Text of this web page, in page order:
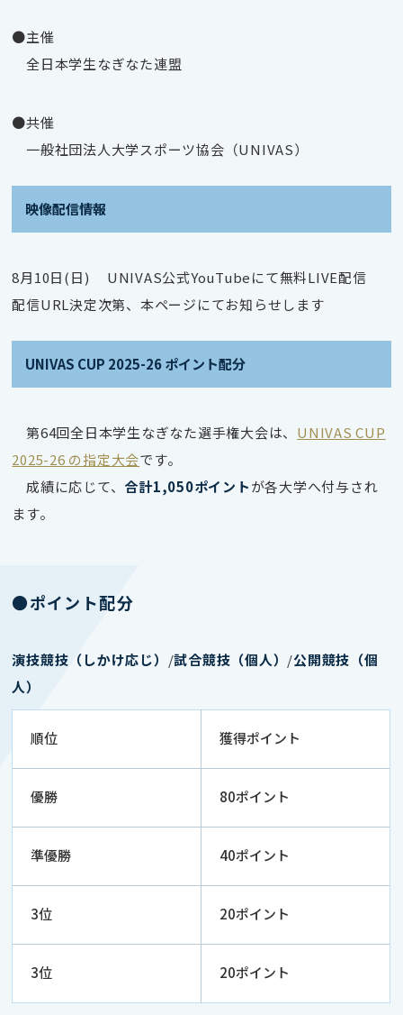
●主催
全日本学生なぎなた連盟
●共催
一般社団法人大学スポーツ協会（UNIVAS）
映像配信情報
8月10日(日) UNIVAS公式YouTubeにて無料LIVE配信
配信URL決定次第、本ページにてお知らせします
UNIVAS CUP 2025-26 ポイント配分
第64回全日本学生なぎなた選手権大会は、 UNIVAS CUP
2025-26 の指定大会です。
成績に応じて、 合計1,050ポイントが各大学へ付与され
ます。
●ポイント配分
演技競技（しかけ応じ） /試合競技（個人） /公開競技（個
人）
順位 獲得ポイント
優勝 80ポイント
準優勝 40ポイント
3位 20ポイント
3位 20ポイント